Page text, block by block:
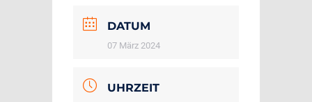
DATUM
07 März 2024
UHRZEIT